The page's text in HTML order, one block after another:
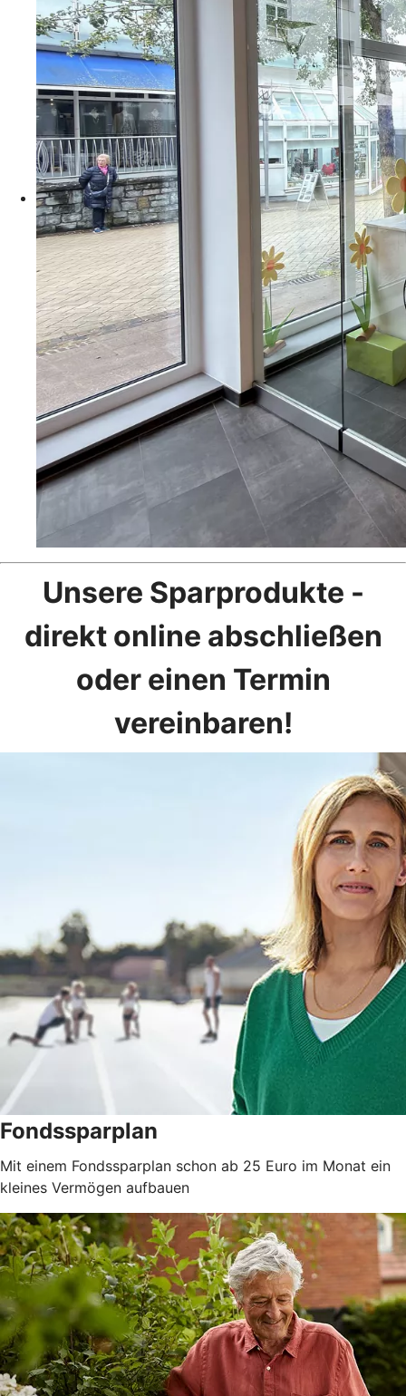
Unsere Sparprodukte -
direkt online abschließen
oder einen Termin
vereinbaren!
Fondssparplan
Mit einem Fondssparplan schon ab 25 Euro im Monat ein
kleines Vermögen aufbauen